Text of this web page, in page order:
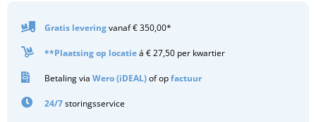
Gratis leveringvanaf € 350,00*
**Plaatsing op locatieá € 27,50 per kwartier
Betaling via Wero (iDEAL)of opfactuur
24/7storingsservice